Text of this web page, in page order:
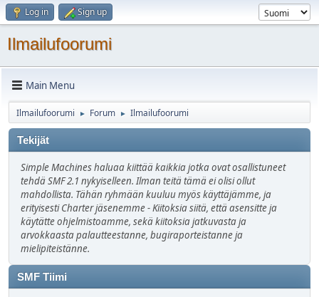
Log in Sign up
Ilmailufoorumi
Main Menu
Ilmailufoorumi ► Forum ► Ilmailufoorumi
Tekijät
Simple Machines haluaa kiittää kaikkia jotka ovat osallistuneet
tehdä SMF 2.1 nykyiselleen. Ilman teitä tämä ei olisi ollut
mahdollista. Tähän ryhmään kuuluu myös käyttäjämme, ja
erityisesti Charter jäsenemme - Kiitoksia siitä, että asensitte ja
käytätte ohjelmistoamme, sekä kiitoksia jatkuvasta ja
arvokkaasta palautteestanne, bugiraporteistanne ja
mielipiteistänne.
SMF Tiimi